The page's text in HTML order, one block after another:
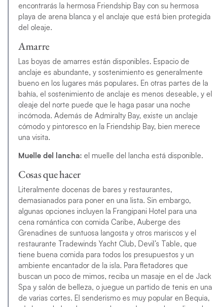
encontrarás la hermosa Friendship Bay con su hermosa
playa de arena blanca y el anclaje que está bien protegida
del oleaje.
Amarre
Las boyas de amarres están disponibles. Espacio de
anclaje es abundante, y sostenimiento es generalmente
bueno en los lugares más populares. En otras partes de la
bahía, el sostenimiento de anclaje es menos deseable, y el
oleaje del norte puede que le haga pasar una noche
incómoda. Además de Admiralty Bay, existe un anclaje
cómodo y pintoresco en la Friendship Bay, bien merece
una visita.
Muelle del lancha: el muelle del lancha está disponible.
Cosas que hacer
Literalmente docenas de bares y restaurantes,
demasianados para poner en una lista. Sin embargo,
algunas opciones incluyen la Frangipani Hotel para una
cena romántica con comida Caribe, Auberge des
Grenadines de suntuosa langosta y otros mariscos y el
restaurante Tradewinds Yacht Club, Devil’s Table, que
tiene buena comida para todos los presupuestos y un
ambiente encantador de la isla. Para fletadores que
buscan un poco de mimos, reciba un masaje en el de Jack
Spa y salón de belleza, o juegue un partido de tenis en una
de varias cortes. El senderismo es muy popular en Bequia,